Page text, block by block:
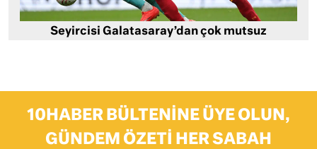
Seyircisi Galatasaray’dan çok mutsuz
10HABER BÜLTENINE ÜYE OLUN,
GÜNDEM ÖZETI HER SABAH